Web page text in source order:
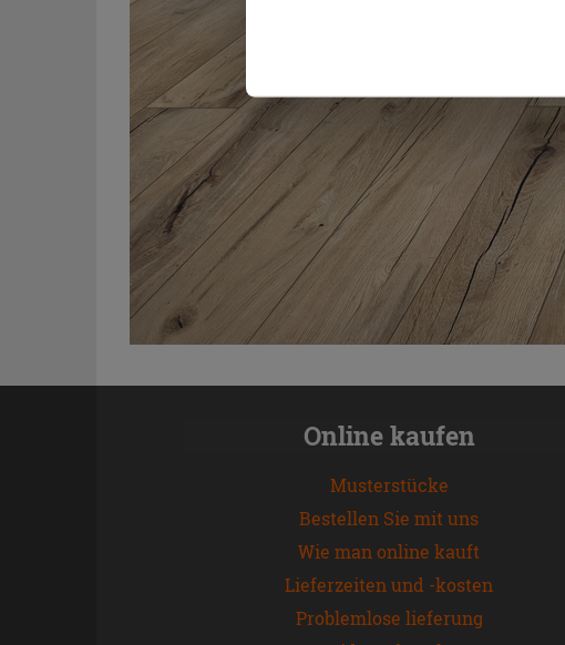
Online kaufen
Musterstücke
Bestellen Sie mit uns
Wie man online kauft
Lieferzeiten und -kosten
Problemlose lieferung